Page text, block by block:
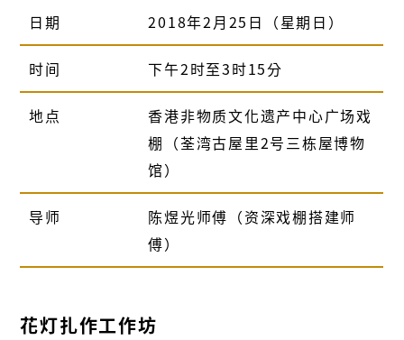
日期 2018年2月25日（星期日）
时间 下午2时至3时15分
地点
香港非物质文化遗产中心广场戏
棚（荃湾古屋里2号三栋屋博物
馆）
导师
陈煜光师傅（资深戏棚搭建师
傅）
花灯扎作工作坊